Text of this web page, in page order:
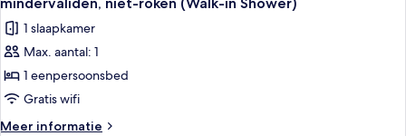
roken
voor
Standaard
kamer,
1
eenpersoonsbed,
toegankelijk
1 slaapkamer
Max. aantal: 1
1 eenpersoonsbed
Gratis wifi
Meer informatie
Meer